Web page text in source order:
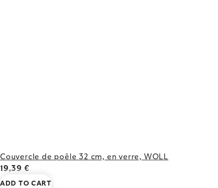
Couvercle de poêle 32 cm, en verre, WOLL
19,39 €
ADD TO CART